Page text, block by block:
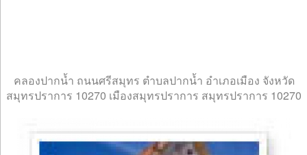
คลองปากน้ำ ถนนศรีสมุทร ตำบลปากน้ำ อำเภอเมือง จังหวัด
สมุทรปราการ 10270 เมืองสมุทรปราการ สมุทรปราการ 10270